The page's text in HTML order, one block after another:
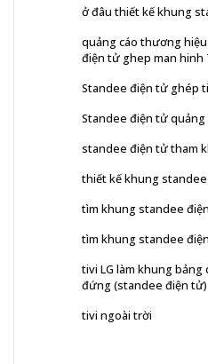
ở đâu thiết kế khung
quảng cáo thương
điện tử ghep man hinh
Standee điện tử ghép
Standee điện tử quảng
standee điện tử tham
thiết kế khung
tìm khung standee
tìm khung standee
tivi LG làm khung bảng
đứng (standee điện tử)
tivi ngoài trời